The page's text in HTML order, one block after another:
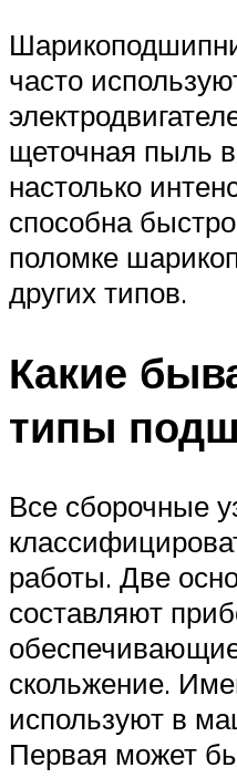
часто
щеточная пыль
настолько
способна
поломке
других типов.
Какие
типы
Все сборочные
работы. Две
составляют
скольжение.
используют в
Первая может